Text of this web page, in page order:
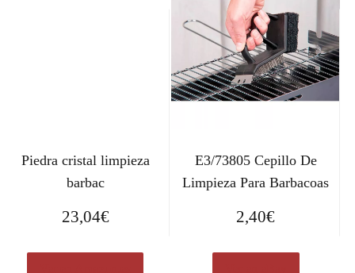
Piedra cristal limpieza
barbac
23,04€
E3/73805 Cepillo De
Limpieza Para Barbacoas
2,40€